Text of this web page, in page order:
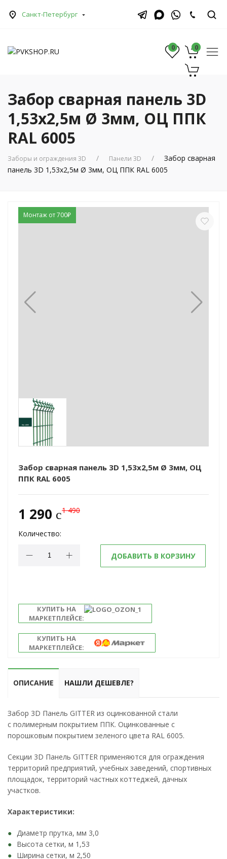
Санкт-Петербург
0 0
0
Забор сварная панель 3D
1,53х2,5м Ø 3мм, ОЦ ППК
RAL 6005
Заборы и ограждения 3D Панели 3D
Забор сварная
панель 3D 1,53х2,5м Ø 3мм, ОЦ ППК RAL 6005
Монтаж от 700₽
Забор сварная панель 3D 1,53х2,5м Ø 3мм, ОЦ
ППК RAL 6005
1 290 c1 490
Количество:
ДОБАВИТЬ В КОРЗИНУ
КУПИТЬ НА
МАРКЕТПЛЕЙСЕ:
КУПИТЬ НА
МАРКЕТПЛЕЙСЕ:
ОПИСАНИЕ НАШЛИ ДЕШЕВЛЕ?
Забор 3D Панель GITTER из оцинкованной стали
с полимерным покрытием ППК. Оцинкованные с
порошковым покрытием зеленого цвета RAL 6005.
Секции 3D Панель GITTER применяются для ограждения
территорий предприятий, учебных заведений, спортивных
площадок, территорий частных коттеджей, дачных
участков.
Характеристики:
Диаметр прутка, мм 3,0
Высота сетки, м 1,53
Ширина сетки, м 2,50